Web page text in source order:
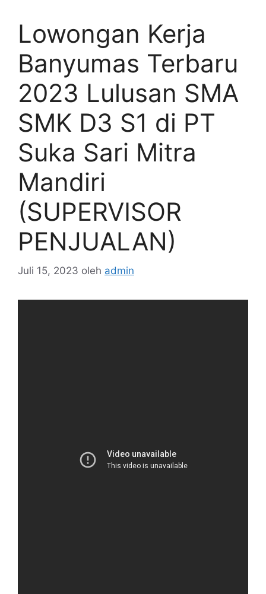
Lowongan Kerja
Banyumas Terbaru
2023 Lulusan SMA
SMK D3 S1 di PT
Suka Sari Mitra
Mandiri
(SUPERVISOR
PENJUALAN)
Juli 15, 2023 oleh admin